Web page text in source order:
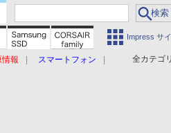
Impress サ
全カテゴリ
情報 スマートフォン